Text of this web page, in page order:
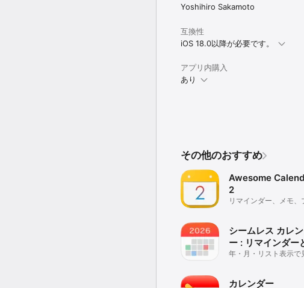
Yoshihiro Sakamoto
互換性
iOS 18.0以降が必要です。
アプリ内購入
あり
その他のおすすめ
Awesome
2
リマインダー、メモ、
シームレス カレ
ー : リマインダー
富なウィジェット
年・月・リスト表示で
カレンダー